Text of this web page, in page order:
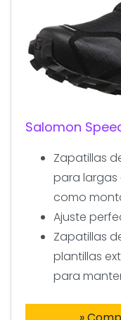
Salomon
Zapatillas
para largas
como
Ajuste
Zapatillas
plantillas
para